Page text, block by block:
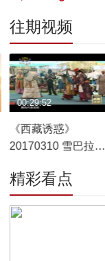
往期视频
《西藏诱惑》
20170310 雪巴拉姆
00:29:52
精彩看点